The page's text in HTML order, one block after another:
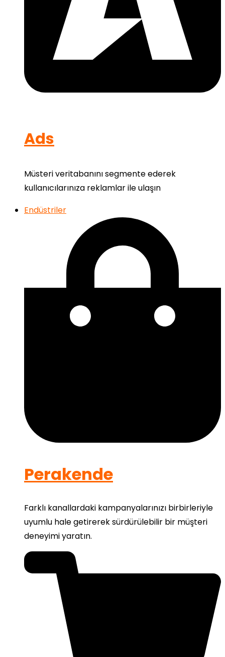
Ads
Müsteri veritabanını segmente ederek
kullanıcılarınıza reklamlar ile ulaşın
Endüstriler
Perakende
Farklı kanallardaki kampanyalarınızı birbirleriyle
uyumlu hale getirerek sürdürülebilir bir müşteri
deneyimi yaratın.